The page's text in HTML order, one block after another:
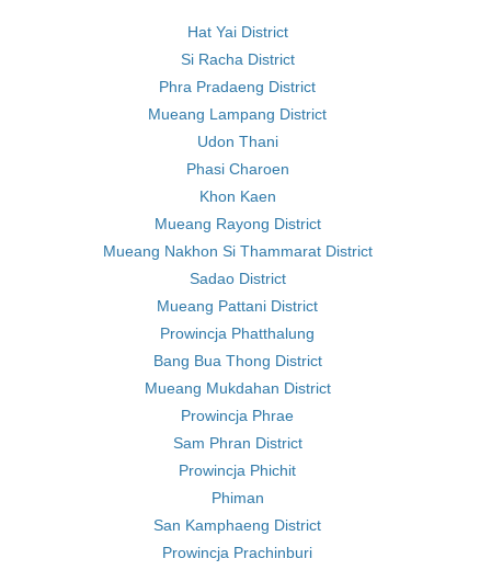
Hat Yai District
Si Racha District
Phra Pradaeng District
Mueang Lampang District
Udon Thani
Phasi Charoen
Khon Kaen
Mueang Rayong District
Mueang Nakhon Si Thammarat District
Sadao District
Mueang Pattani District
Prowincja Phatthalung
Bang Bua Thong District
Mueang Mukdahan District
Prowincja Phrae
Sam Phran District
Prowincja Phichit
Phiman
San Kamphaeng District
Prowincja Prachinburi